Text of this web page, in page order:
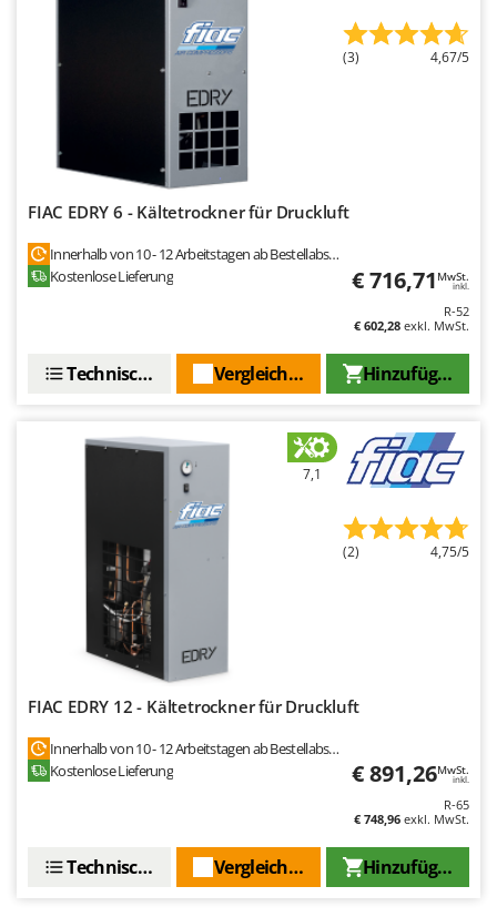
Marina Systems
Master
Mastercook
McCulloch
MCH
Michelin
Mockmill
MOSA
New O.M.R.A.
Novatec
Novital
NuAir
Officine Savioli
(3) 4,67/5
FIAC EDRY 6 - Kältetrockner für Druckluft
Innerhalb von 10 - 12 Arbeitstagen ab Bestellabschluss
Kostenlose Lieferung
€ 716,71 MwSt.
inkl.
R-52
€ 602,28 exkl. MwSt.
Hinzufügen
Vergleichen Sie
Technische Daten
7,1
(2) 4,75/5
FIAC EDRY 12 - Kältetrockner für Druckluft
Innerhalb von 10 - 12 Arbeitstagen ab Bestellabschluss
Kostenlose Lieferung
€ 891,26MwSt.
inkl.
R-65
€ 748,96 exkl. MwSt.
Hinzufügen
Vergleichen Sie
Technische Daten